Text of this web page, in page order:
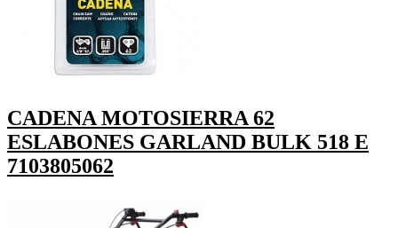
CADENA MOTOSIERRA 62
ESLABONES GARLAND BULK 518 E
7103805062